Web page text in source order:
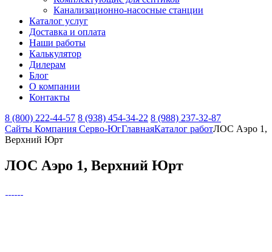
Канализационно-насосные станции
Каталог услуг
Доставка и оплата
Наши работы
Калькулятор
Дилерам
Блог
О компании
Контакты
8 (800) 222-44-57 8 (938) 454-34-22 8 (988) 237-32-87
Сайты Компания Серво-ЮгГлавнаяКаталог работЛОС Аэро 1,
Верхний Юрт
ЛОС Аэро 1, Верхний Юрт